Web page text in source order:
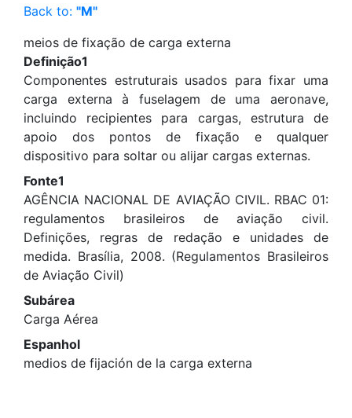
Back to: "M"
meios de fixação de carga externa
Definição1
Componentes estruturais usados para fixar uma
carga externa à fuselagem de uma aeronave,
incluindo recipientes para cargas, estrutura de
apoio dos pontos de fixação e qualquer
dispositivo para soltar ou alijar cargas externas.
Fonte1
AGÊNCIA NACIONAL DE AVIAÇÃO CIVIL. RBAC 01:
regulamentos brasileiros de aviação civil.
Definições, regras de redação e unidades de
medida. Brasília, 2008. (Regulamentos Brasileiros
de Aviação Civil)
Subárea
Carga Aérea
Espanhol
medios de fijación de la carga externa